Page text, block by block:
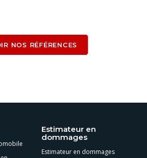
NOS RÉFÉRENCES
Estimateur en
dommages
Estimateur en dommages